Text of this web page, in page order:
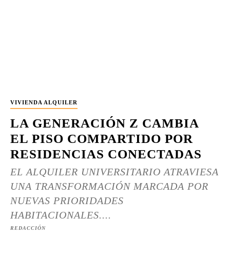
VIVIENDA ALQUILER
LA GENERACIÓN Z CAMBIA
EL PISO COMPARTIDO POR
RESIDENCIAS CONECTADAS
EL ALQUILER UNIVERSITARIO ATRAVIESA
UNA TRANSFORMACIÓN MARCADA POR
NUEVAS PRIORIDADES
HABITACIONALES....
REDACCIÓN